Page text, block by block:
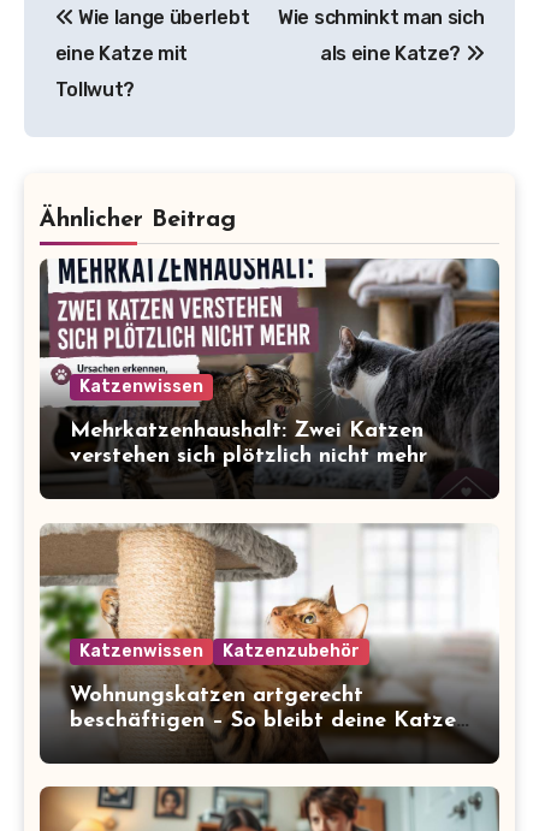
Wie lange überlebt
eine Katze mit
Tollwut?
Wie schminkt man sich
als eine Katze?
Ähnlicher Beitrag
Katzenwissen
Mehrkatzenhaushalt: Zwei Katzen
verstehen sich plötzlich nicht mehr
Katzenwissen Katzenzubehör
Wohnungskatzen artgerecht
beschäftigen – So bleibt deine Katze
glücklich und gesund